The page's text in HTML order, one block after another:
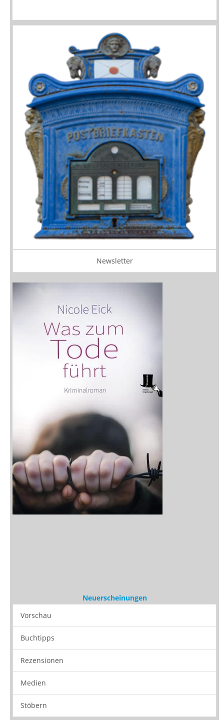
Newsletter
Neuerscheinungen
Vorschau
Buchtipps
Rezensionen
Medien
Stöbern